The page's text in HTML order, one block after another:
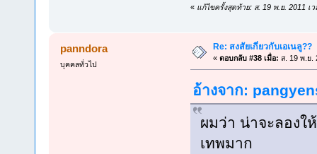
« แก้ไขครั้งสุดท้าย: ส. 19 พ.ย. 2011 เ
panndora
บุคคลทั่วไป
Re: สงสัยเกี่ยวกับเอเนลู??
« ตอบกลับ #38 เมื่อ: ส. 19 พ.ย.
อ้างจาก:
ผมว่า น่าจะลองใ
เทพมาก